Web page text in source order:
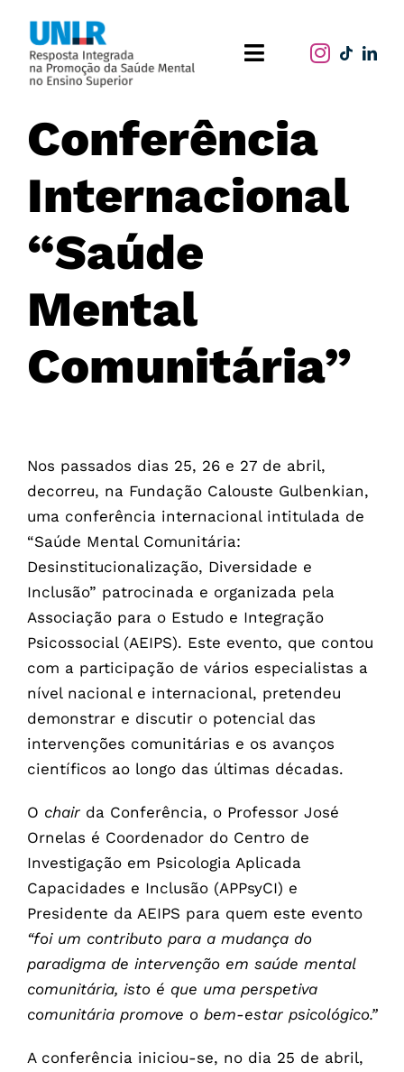
content
Toggle
Home
Atividades
Conferência
Internacional
“Saúde
Mental
Comunitária”
Nos passados dias 25, 26 e 27 de abril,
decorreu, na Fundação Calouste Gulbenkian,
uma conferência internacional intitulada de
“Saúde Mental Comunitária:
Desinstitucionalização, Diversidade e
Inclusão” patrocinada e organizada pela
Associação para o Estudo e Integração
Psicossocial (AEIPS). Este evento, que contou
com a participação de vários especialistas a
nível nacional e internacional, pretendeu
demonstrar e discutir o potencial das
intervenções comunitárias e os avanços
científicos ao longo das últimas décadas.
O chairda Conferência, o Professor José
Ornelas é Coordenador do Centro de
Investigação em Psicologia Aplicada
Capacidades e Inclusão (APPsyCI) e
Presidente da AEIPS para quem este evento
“foi um contributo para a mudança do
paradigma de intervenção em saúde mental
comunitária, isto é que uma perspetiva
comunitária promove o bem-estar psicológico.”
A conferência iniciou-se, no dia 25 de abril,